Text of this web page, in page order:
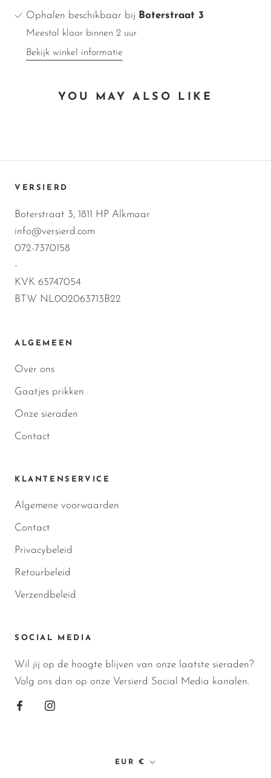
Ophalen beschikbaar bij Boterstraat 3
Meestal klaar binnen 2 uur
Bekijk winkel informatie
YOU MAY ALSO LIKE
VERSIERD
Boterstraat 3, 1811 HP Alkmaar
info@versierd.com
072-7370158
-
KVK 65747054
BTW NL002063713B22
ALGEMEEN
Over ons
Gaatjes prikken
Onze sieraden
Contact
KLANTENSERVICE
Algemene voorwaarden
Contact
Privacybeleid
Retourbeleid
Verzendbeleid
SOCIAL MEDIA
Wil jij op de hoogte blijven van onze laatste sieraden?
Volg ons dan op onze Versierd Social Media kanalen.
Valuta
EUR €